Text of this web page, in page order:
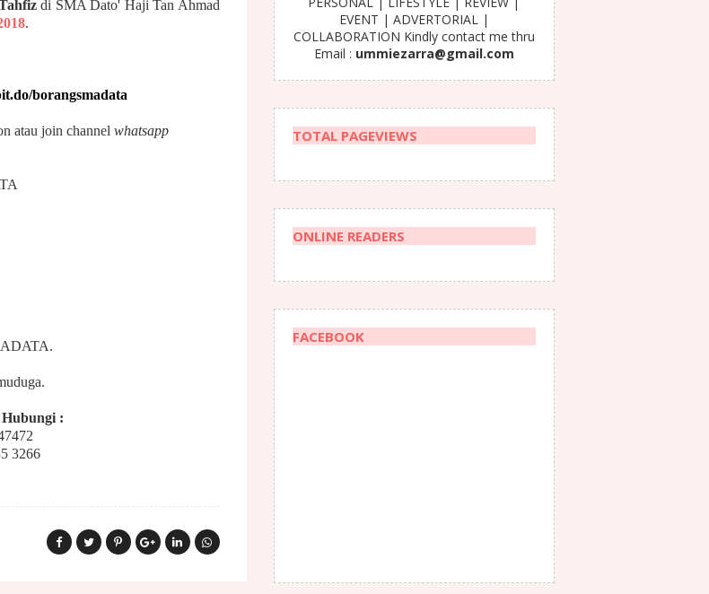
di SMA Dato' Haji Tan Ahmad
.
borangsmadata
atau join channel whatsapp
Hubungi :
3266
EVENT | ADVERTORIAL |
COLLABORATION Kindly contact me thru
Email : ummiezarra@gmail.com
TOTAL PAGEVIEWS
ONLINE READERS
FACEBOOK